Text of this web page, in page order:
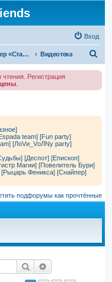
Вход
Сервер «Сталинград» Видеотека
Регистрация
team] [Fun party]
[ЛоVи_VоЛNу party]
[Деспот] [Епископ]
Магии] [Повелитель Бури]
[Рыцарь Феникса] [Снайпер]
подфорумы как прочтённые
Поиск